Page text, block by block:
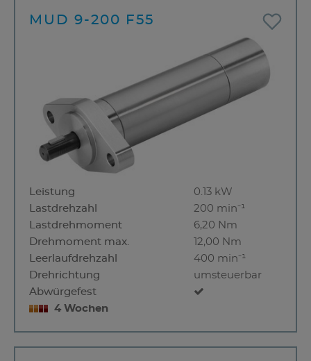
MUD 9-200 F55
Leistung
0.13 kW
Lastdrehzahl
200 min⁻¹
Lastdrehmoment
6,20 Nm
Drehmoment max.
12,00 Nm
Leerlaufdrehzahl
400 min⁻¹
Drehrichtung
umsteuerbar
Abwürgefest
4 Wochen